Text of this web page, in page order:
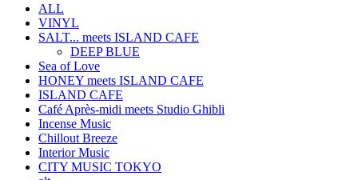
ALL
VINYL
SALT... meets ISLAND CAFE
DEEP BLUE
Sea of Love
HONEY meets ISLAND CAFE
ISLAND CAFE
Café Après-midi meets Studio Ghibli
Incense Music
Chillout Breeze
Interior Music
CITY MUSIC TOKYO